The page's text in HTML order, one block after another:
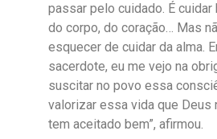
passar pelo cuidado. É cuidar
do corpo, do coração… Mas
esquecer de cuidar da alma.
sacerdote, eu me vejo na
suscitar no povo essa
valorizar essa vida que Deus
tem aceitado bem”, afirmou.